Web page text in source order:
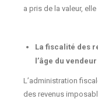
a pris de la valeur,
La fiscalité des
l’âge du vendeur
L’administration
des revenus